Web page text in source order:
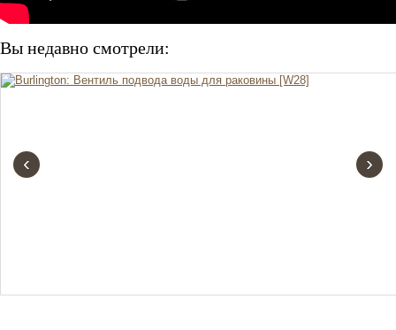
Вы недавно смотрели:
‹ ›